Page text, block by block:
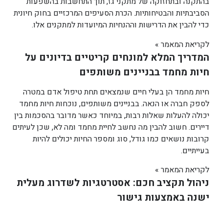
הסביבתיות והבטיחותיות. הכרת הסעיפים המרכזיים בחוק חיונית
כדי להבין את הדרישות וההנחיות המיועדות למתקנים אלו.
לקריאת המאמר »
המדריך המלא למונחים קריטיים בדיונים על
חיות מחמד בבניינים משותפים
חיות מחמד הן בעלי חיים שנמצאים תחת טיפול אדם במטרה
לספק חברה או הנאה. בבניינים משותפים, נוכחות חיות מחמד
יכולה להעלות שאלות רבות, במיוחד כאשר מדובר בהסכמות בין
דיירים. חשוב להבין מה נחשב לחיית מחמד ומה לא, שכן לעיתים
קרובות נושאים כמו גודל, סוג ומספר החיות יכולים להיות
בעייתיים.
לקריאת המאמר »
ניהול תקציב חכם: אסטרטגיות לשדרוג מעלית
ישנה באמצעות גישור